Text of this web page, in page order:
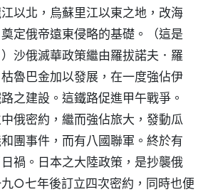
以北，烏蘇里江以東之地，改海
定俄帝遠東侵略的基礎。（這是
沙俄滅華政策繼由羅拔諾夫．羅
魯巴金加以發展，在一度強佔伊
之建設。這鐵路促進甲午戰爭。
俄密約，繼而強佔旅大，發動瓜
團事件，而有八國聯軍。終於有
禍。日本之大陸政策，是抄襲俄
○七年後訂立四次密約，同時也便